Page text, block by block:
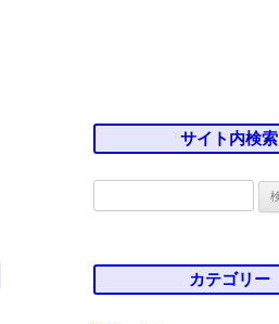
サイト内検索
カテゴリー